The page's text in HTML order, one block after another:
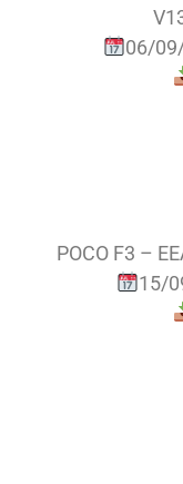
06/
POCO F3 –
15/